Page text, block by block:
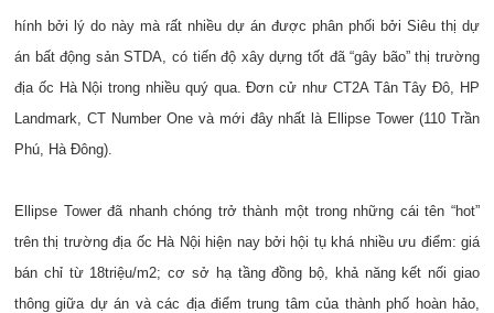
hính bởi lý do này mà rất nhiều dự án được phân phối bởi Siêu thị dự
án bất động sản STDA, có tiến độ xây dựng tốt đã “gây bão” thị trường
địa ốc Hà Nội trong nhiều quý qua. Đơn cử như CT2A Tân Tây Đô, HP
Landmark, CT Number One và mới đây nhất là Ellipse Tower (110 Trần
Phú, Hà Đông).
Ellipse Tower đã nhanh chóng trở thành một trong những cái tên “hot”
trên thị trường địa ốc Hà Nội hiện nay bởi hội tụ khá nhiều ưu điểm: giá
bán chỉ từ 18triệu/m2; cơ sở hạ tầng đồng bộ, khả năng kết nối giao
thông giữa dự án và các địa điểm trung tâm của thành phố hoàn hảo,